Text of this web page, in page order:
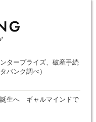
タープライズ、破産手続
バンク調べ）
生へ ギャルマインドで